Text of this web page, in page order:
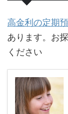
高金利の定期
あります。お
ください